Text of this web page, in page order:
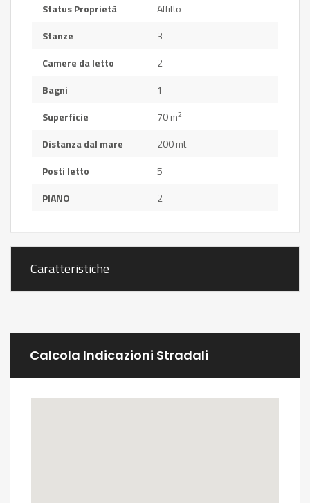
Status Proprietà
Affitto
Stanze
3
Camere da letto
2
Bagni
1
Superficie
70 m2
Distanza dal mare
200 mt
Posti letto
5
PIANO
2
Caratteristiche
Calcola Indicazioni Stradali